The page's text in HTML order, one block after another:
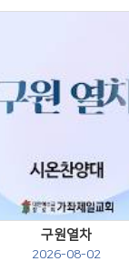
구원열차
2026-08-02